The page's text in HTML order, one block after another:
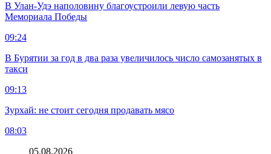
В Улан-Удэ наполовину благоустроили левую часть
Мемориала Победы
09:24
В Бурятии за год в два раза увеличилось число самозанятых в
такси
09:13
Зурхай: не стоит сегодня продавать мясо
08:03
05.08.2026